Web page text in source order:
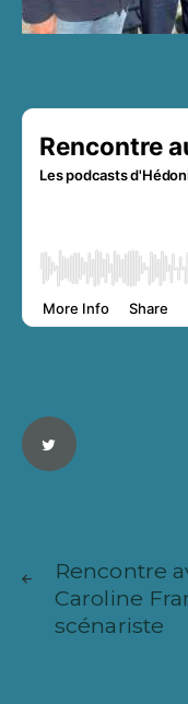
de
l’article
SUIVANT
Rencontre
Caroline
scénariste